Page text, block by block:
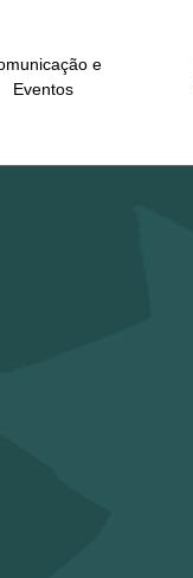
e
Eventos